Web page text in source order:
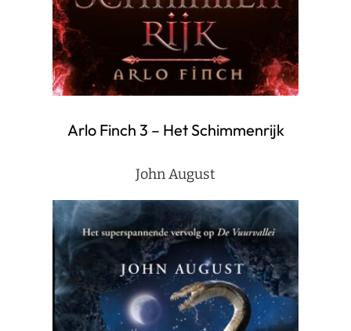
Arlo Finch 3 – Het Schimmenrijk
John August